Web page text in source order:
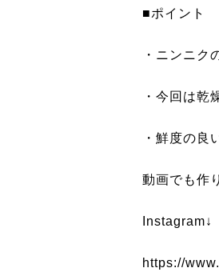
■ポイント
・ニンニク
・今回は乾
・鮮度の良
動画でも作
Instagram↓
https://